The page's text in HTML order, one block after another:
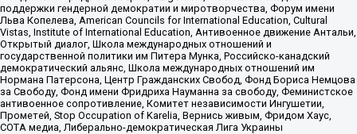
поддержки гендерной демократии и миротворчества, Форум имени
Льва Копелева, American Councils for International Education, Cultural
Vistas, Institute of International Education, Антивоенное движение Антальи,
Открытый диалог, Школа международных отношений и
государственной политики им Питера Мунка, Российско-канадский
демократический альянс, Школа международных отношений им
Нормана Патерсона, Центр Гражданских Свобод, Фонд Бориса Немцова
за Свободу, Фонд имени Фридриха Науманна за свободу, Феминистское
антивоенное сопротивление, Комитет независимости Ингушетии,
Прометей, Stop Occupation of Karelia, Вернись живым, Фридом Хаус,
СОТА медиа, Либерально-демократическая Лига Украины